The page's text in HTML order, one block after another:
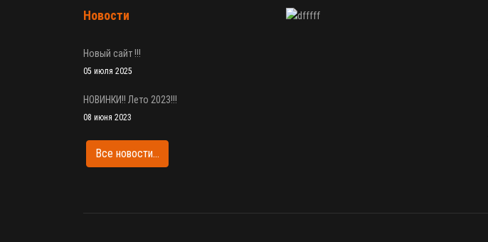
Новости
Новый сайт !!!
05 июля 2025
НОВИНКИ!! Лето 2023!!!
08 июня 2023
Все новости...